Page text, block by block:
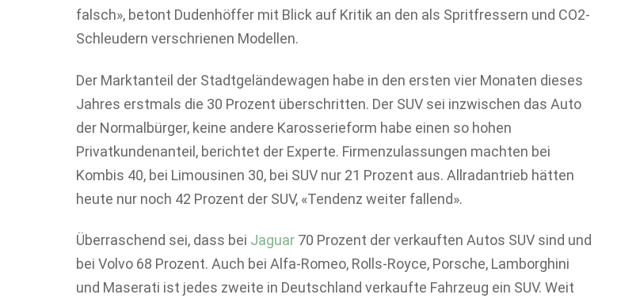
falsch», betont Dudenhöffer mit Blick auf Kritik an den als Spritfressern und CO2-
Schleudern verschrienen Modellen.
Der Marktanteil der Stadtgeländewagen habe in den ersten vier Monaten dieses
Jahres erstmals die 30 Prozent überschritten. Der SUV sei inzwischen das Auto
der Normalbürger, keine andere Karosserieform habe einen so hohen
Privatkundenanteil, berichtet der Experte. Firmenzulassungen machten bei
Kombis 40, bei Limousinen 30, bei SUV nur 21 Prozent aus. Allradantrieb hätten
heute nur noch 42 Prozent der SUV, «Tendenz weiter fallend».
Überraschend sei, dass bei Jaguar 70 Prozent der verkauften Autos SUV sind und
bei Volvo 68 Prozent. Auch bei Alfa-Romeo, Rolls-Royce, Porsche, Lamborghini
und Maserati ist jedes zweite in Deutschland verkaufte Fahrzeug ein SUV. Weit